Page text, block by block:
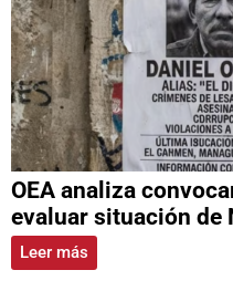
OEA analiza
evaluar situación de
Leer más